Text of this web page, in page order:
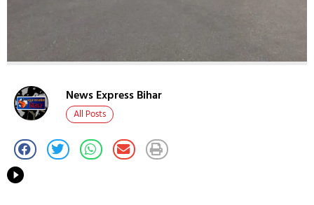
News Express Bihar
All Posts